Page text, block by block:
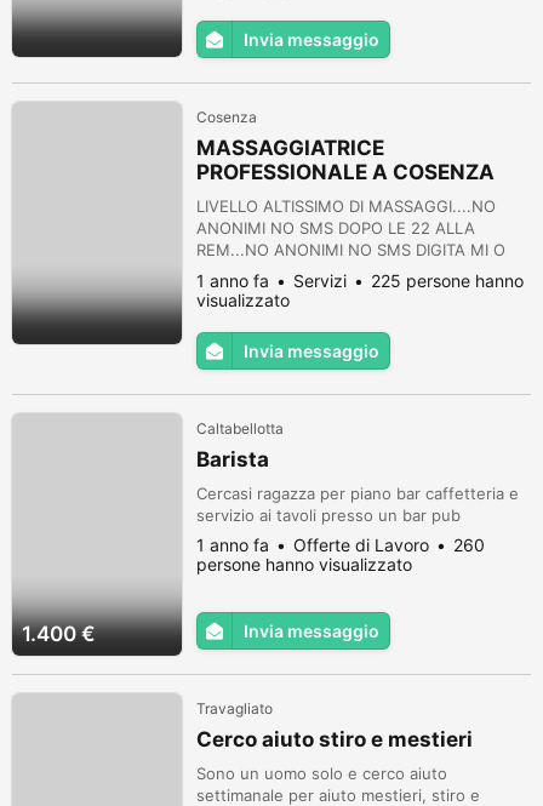
Invia messaggio
Cosenza
MASSAGGIATRICE
PROFESSIONALE A COSENZA
CLICCAAA
LIVELLO ALTISSIMO DI MASSAGGI....NO
ANONIMI NO SMS DOPO LE 22 ALLA
REM...NO ANONIMI NO SMS DIGITA MI O
CELL SU GOOGLE E VEDI LE MIE FTO
1 anno fa Servizi
225 persone hanno
visualizzato
Invia messaggio
1.400 €
Caltabellotta
Barista
Cercasi ragazza per piano bar caffetteria e
servizio ai tavoli presso un bar pub
1 anno fa Offerte di Lavoro
260
persone hanno visualizzato
Invia messaggio
Travagliato
Cerco aiuto stiro e mestieri
Sono un uomo solo e cerco aiuto
settimanale per aiuto mestieri, stiro e